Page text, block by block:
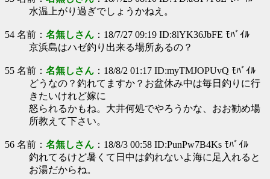
水温上がり過ぎでしょうかねえ。
54 名前： 名無しさん ：18/7/27 09:19 ID:8lYK36JbFE ﾓﾊﾞｲﾙ
京浜島はハゼ釣り出来る場所あるの？
55 名前： 名無しさん ：18/8/2 01:17 ID:myTMJOPUvQ ﾓﾊﾞｲﾙ
どうなの？釣れてますか？お盆休み中は毎日釣りに行
きたいけれど嫁に
怒られるかもね。大井何処でやろうかな、おお勧め場
所教えて下さい。
56 名前： 名無しさん ：18/8/3 00:58 ID:PunPw7B4Ks ﾓﾊﾞｲﾙ
釣れてるけど暑くて日中は釣れないよ海に足入れると
お湯だからね。